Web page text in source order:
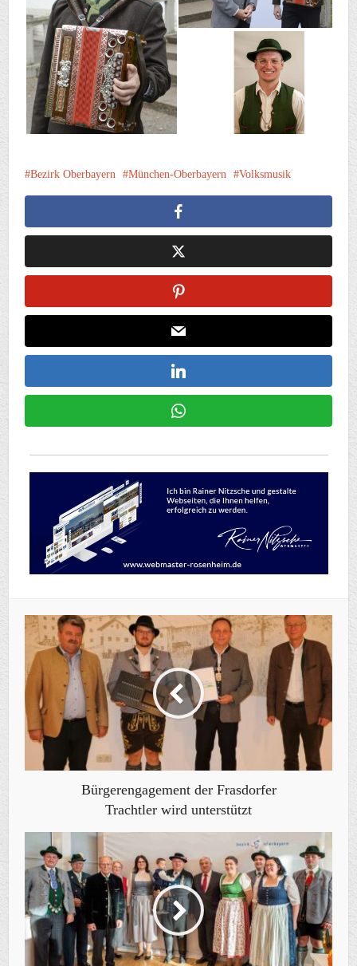
Bezirk Oberbayern München-Oberbayern Volksmusik
Bürgerengagement der Frasdorfer
Trachtler wird unterstützt